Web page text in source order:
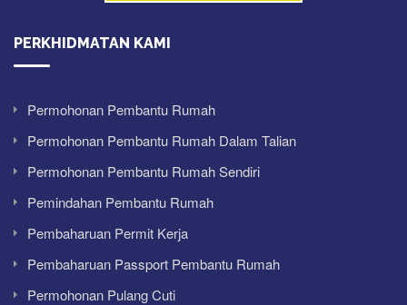
PERKHIDMATAN KAMI
Permohonan Pembantu Rumah
Permohonan Pembantu Rumah Dalam Talian
Permohonan Pembantu Rumah Sendiri
Pemindahan Pembantu Rumah
Pembaharuan Permit Kerja
Pembaharuan Passport Pembantu Rumah
Permohonan Pulang Cuti